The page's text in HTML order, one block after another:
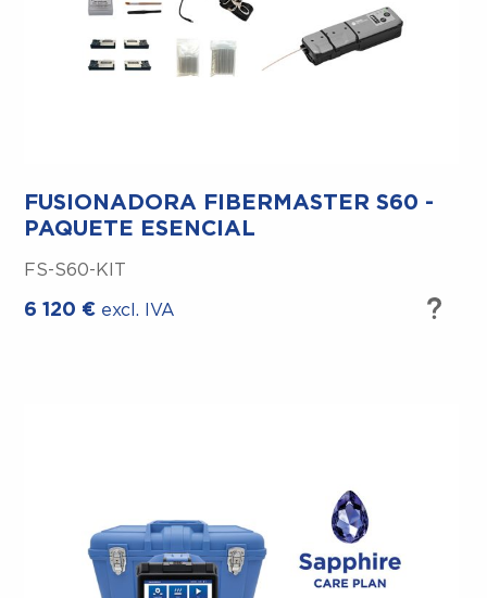
Unidad de Préstamo Gratuita Durante
Servicio Anual Gratuito –
FUSIONADORA FIBERMASTER S60 -
PAQUETE ESENCIAL
FS-S60-KIT
6 120 € excl. IVA